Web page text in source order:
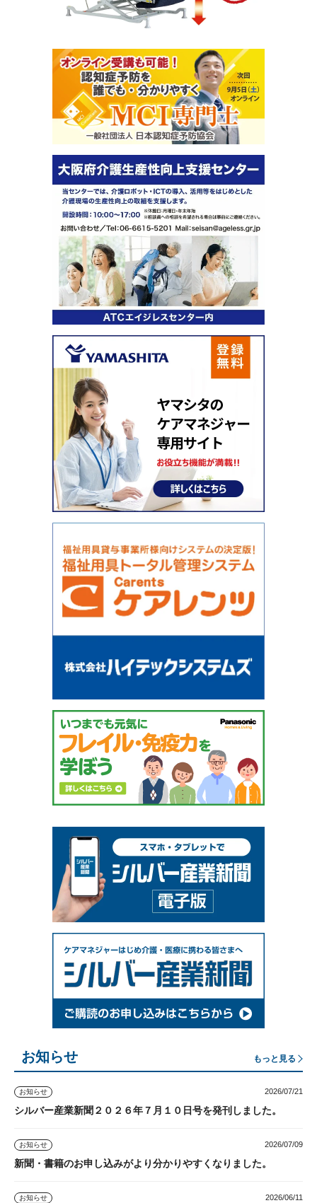
お知らせ もっと見る
お知らせ 2026/07/21
シルバー産業新聞２０２６年７月１０日号を発刊しました。
お知らせ 2026/07/09
新聞・書籍のお申し込みがより分かりやすくなりました。
お知らせ 2026/06/11